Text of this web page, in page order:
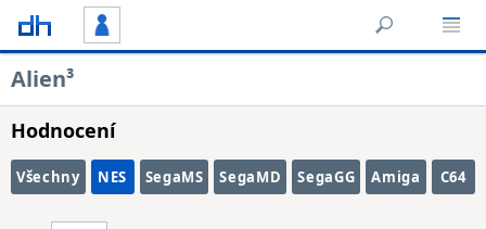
Alien³
Hodnocení
Všechny NES SegaMS SegaMD SegaGG Amiga C64